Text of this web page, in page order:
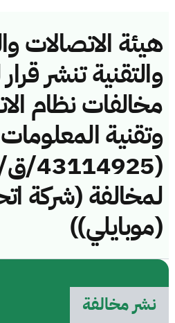
هيئة الاتصالات
والتقنية تنشر
مخالفات نظام
وتقنية
لمخالفة (شركة
(موبايلي))
نشر مخالفة